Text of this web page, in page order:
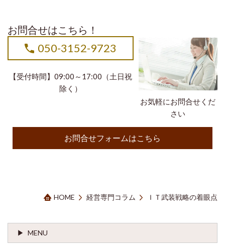
お問合せはこちら！
お気軽にお問合せくだ
さい
050-3152-9723
【受付時間】09:00～17:00（土日祝
除く）
お問合せフォームはこちら
HOME 経営専門コラム ＩＴ武装戦略の着眼点
MENU